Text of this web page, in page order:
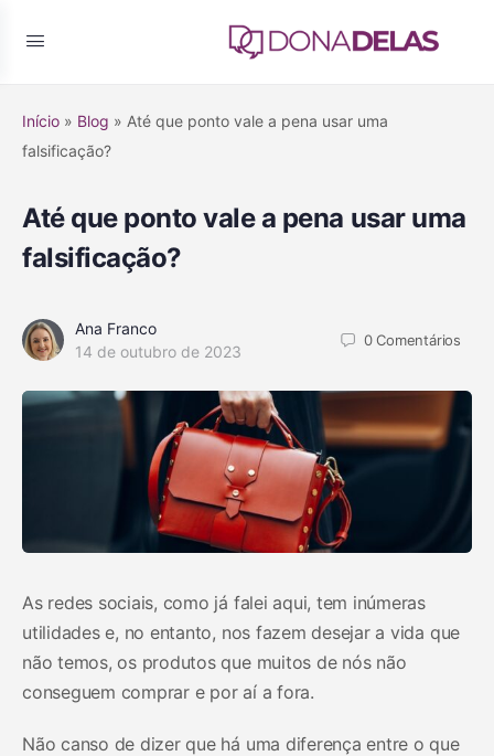
Início » Blog » Até que ponto vale a pena usar uma
falsificação?
Até que ponto vale a pena usar uma
falsificação?
Ana Franco
14 de outubro de 2023
0Comentários
As redes sociais, como já falei aqui, tem inúmeras
utilidades e, no entanto, nos fazem desejar a vida que
não temos, os produtos que muitos de nós não
conseguem comprar e por aí a fora.
Não canso de dizer que há uma diferença entre o que